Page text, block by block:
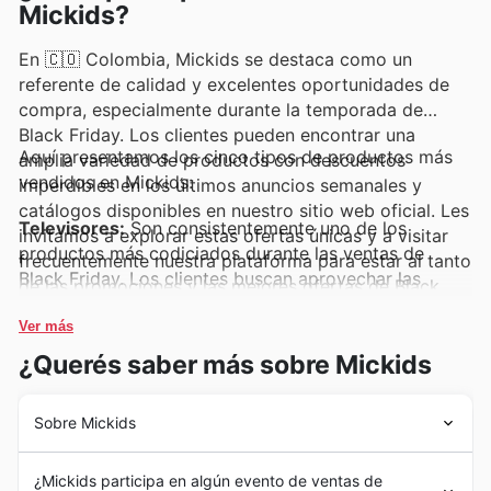
Mickids?
En 🇨🇴 Colombia, Mickids se destaca como un
referente de calidad y excelentes oportunidades de
compra, especialmente durante la temporada de
Black Friday. Los clientes pueden encontrar una
amplia variedad de productos con descuentos
imperdibles en los últimos anuncios semanales y
catálogos disponibles en nuestro sitio web oficial. Les
invitamos a explorar estas ofertas únicas y a visitar
frecuentemente nuestra plataforma para estar al tanto
de las promociones y las mejores ofertas de Black
Aquí presentamos los cinco tipos de productos más
vendidos en Mickids:
Televisores:Son consistentemente uno de los
productos más codiciados durante las ventas de
Black Friday. Los clientes buscan aprovechar las
presenta en su línea de televisores en los anuncios
semanales. Encuentren las mejores ofertas de Black
Friday en televisores de última generación, perfectos
Electrodomésticos de Cocina:La demanda de
pequeños y grandes electrodomésticos de cocina se
Ver más
¿Querés saber más sobre Mickids
Sobre Mickids
¿Mickids participa en algún evento de ventas de